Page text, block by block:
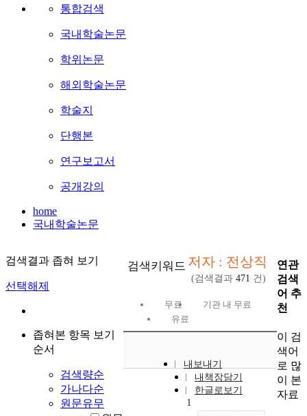
통합검색
국내학술논문
학위논문
해외학술논문
학술지
단행본
연구보고서
공개강의
home
국내학술논문
검색결과 좁혀 보기
선택해제
좁혀본 항목 보기
순서
검색량순
가나다순
원문유무
검색키워드 저자 : 전상직
(검색결과 471 건)
무료
기관 내 무료
유료
내보내기
내책장담기
한글로보기
1
연관
검색
어 추
천
이 검
색어
로 많
이 본
자료